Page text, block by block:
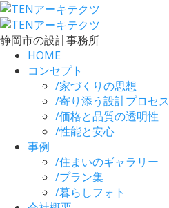
静岡市の設計事務所
HOME
コンセプト
/家づくりの思想
/寄り添う設計プロセス
/価格と品質の透明性
/性能と安心
事例
/住まいのギャラリー
/プラン集
/暮らしフォト